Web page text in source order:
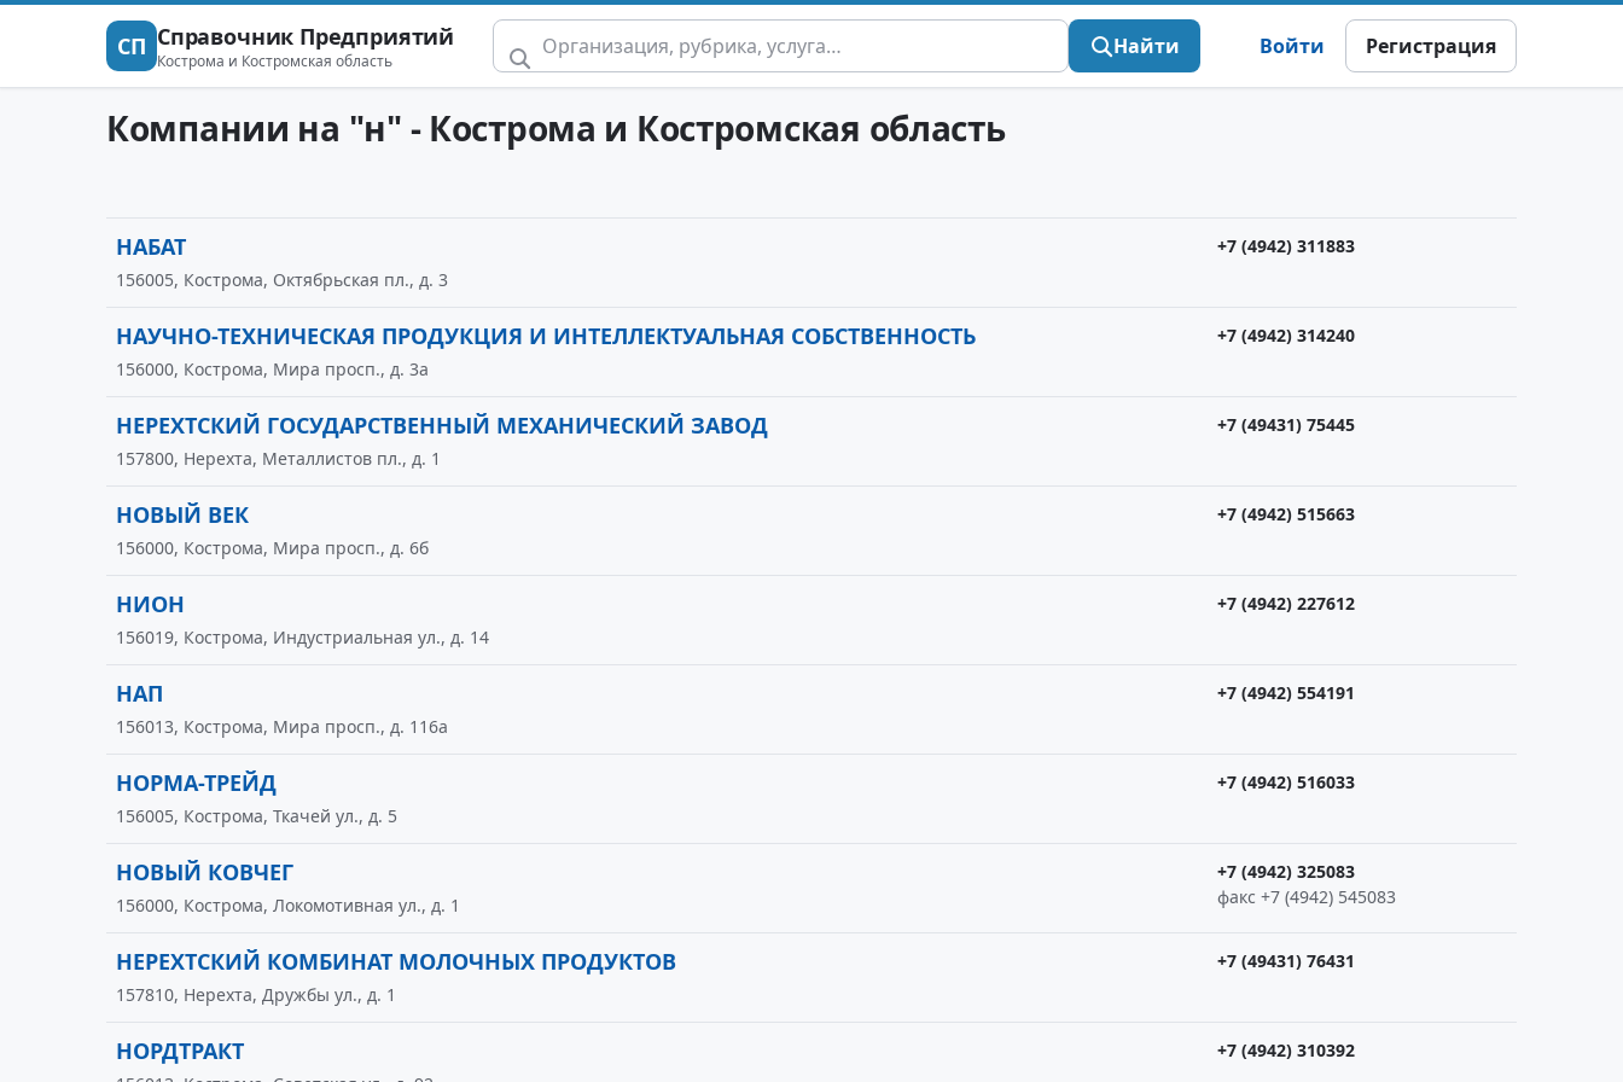
СП Справочник Предприятий
Кострома и Костромская область
Найти Войти Регистрация
Компании на "н" - Кострома и Костромская область
НАБАТ
+7 (4942) 311883
156005, Кострома, Октябрьская пл., д. 3
НАУЧНО-ТЕХНИЧЕСКАЯ ПРОДУКЦИЯ И ИНТЕЛЛЕКТУАЛЬНАЯ СОБСТВЕННОСТЬ
+7 (4942) 314240
156000, Кострома, Мира просп., д. 3а
НЕРЕХТСКИЙ ГОСУДАРСТВЕННЫЙ МЕХАНИЧЕСКИЙ ЗАВОД
+7 (49431) 75445
157800, Нерехта, Металлистов пл., д. 1
НОВЫЙ ВЕК
+7 (4942) 515663
156000, Кострома, Мира просп., д. 6б
НИОН
+7 (4942) 227612
156019, Кострома, Индустриальная ул., д. 14
НАП
+7 (4942) 554191
156013, Кострома, Мира просп., д. 116а
НОРМА-ТРЕЙД
+7 (4942) 516033
156005, Кострома, Ткачей ул., д. 5
НОВЫЙ КОВЧЕГ
+7 (4942) 325083
факс +7 (4942) 545083
156000, Кострома, Локомотивная ул., д. 1
НЕРЕХТСКИЙ КОМБИНАТ МОЛОЧНЫХ ПРОДУКТОВ
+7 (49431) 76431
157810, Нерехта, Дружбы ул., д. 1
НОРДТРАКТ
+7 (4942) 310392